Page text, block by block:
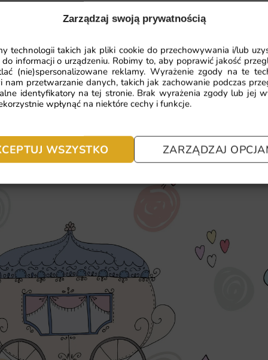
Zarządzaj swoją prywatnością
technologii takich jak pliki cookie do przechowywania i/lub
informacji o urządzeniu. Robimy to, aby poprawić jakość
(nie)spersonalizowane reklamy. Wyrażenie zgody na te
nam przetwarzanie danych, takich jak zachowanie podczas
identyfikatory na tej stronie. Brak wyrażenia zgody lub jej
wpłynąć na niektóre cechy i funkcje.
WSZYSTKO ZARZĄDZAJ
Unikalny design, który przyciąga
Możliwość zamówienia w różnych
przestrzeni.
Łatwy montaż, dzięki któremu